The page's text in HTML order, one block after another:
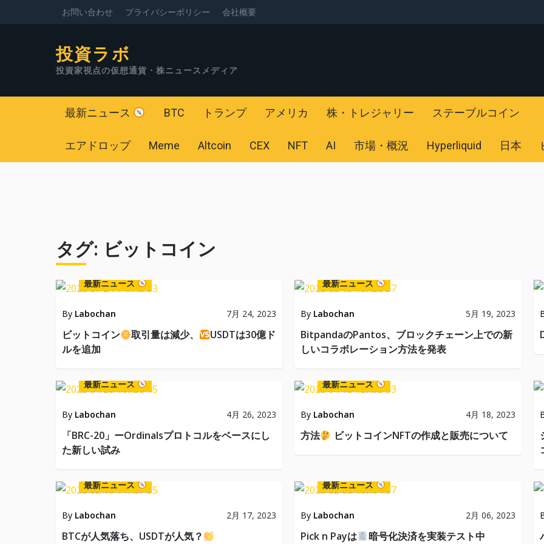
お問い合わせ プライバシーポリシー 会社概要
投資ラボ
投資家視点の仮想通貨・株ニュースメディア
最新ニュース BTC トランプ アメリカ 株・トレジャリー ステーブルコイン
エアドロップ Meme Altcoin CEX NFT AI 市場・概況 Hyperliquid 日本
タグ: ビットコイン
最新ニュース
By Labochan 7月 24, 2023
ビットコイン 取引量は減少、
USDTは30億ド
ルを追加
最新ニュース
By Labochan 5月 19, 2023
BitpandaのPantos、ブロックチェーン上での新
しいコラボレーション方法を発表
最新ニュース
By Labochan 4月 26, 2023
「BRC-20」ーOrdinalsプロトコルをベースにし
た新しい試み
最新ニュース
By Labochan 4月 18, 2023
方法 ビットコインNFTの作成と販売について
最新ニュース
By Labochan 2月 17, 2023
BTCが人気落ち、USDTが人気？
最新ニュース
By Labochan 2月 06, 2023
Pick n Payは 暗号化決済を実装テスト中